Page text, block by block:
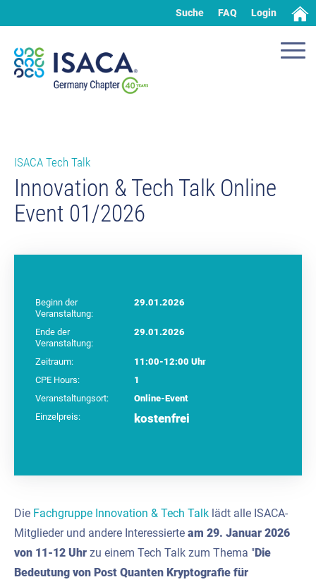
Suche FAQ Login
ISACA Tech Talk
Innovation & Tech Talk Online
Event 01/2026
Beginn der
Veranstaltung:
29.01.2026
Ende der
Veranstaltung:
29.01.2026
Zeitraum:
11:00-12:00 Uhr
CPE Hours:
1
Veranstaltungsort:
Online-Event
Einzelpreis:
kostenfrei
Die Fachgruppe Innovation & Tech Talk lädt alle ISACA-
Mitglieder und andere Interessierte am 29. Januar 2026
von 11-12 Uhr zu einem Tech Talk zum Thema "Die
Bedeutung von Post Quanten Kryptografie für